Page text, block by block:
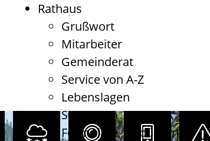
Rathaus
Grußwort
Mitarbeiter
Gemeinderat
Service von A-Z
Lebenslagen
Satzungen
Formulare, Gebühren